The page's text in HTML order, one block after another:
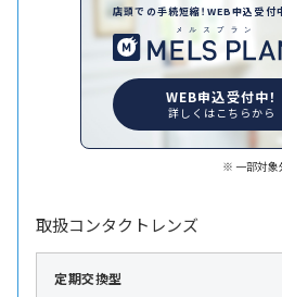
店頭での手続短縮！WEB申込受付
WEB申込受付中！
詳しくはこちらから
一部対象
取扱コンタクトレンズ
定期交換型